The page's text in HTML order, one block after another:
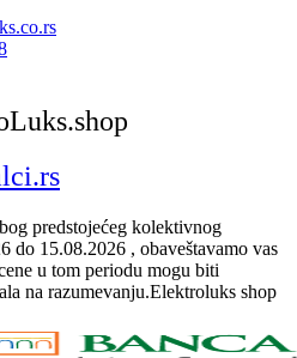
predstojećeg kolektivnog
do 15.08.2026 , obaveštavamo vas
u tom periodu mogu biti
na razumevanju.Elektroluks shop